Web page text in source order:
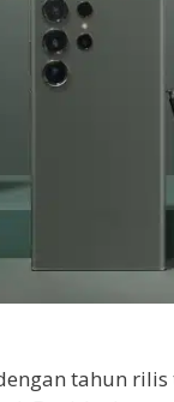
tahun